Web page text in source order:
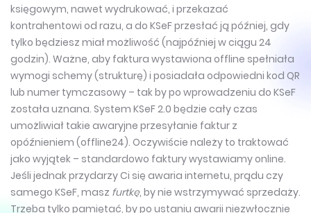
księgowym, nawet wydrukować, i przekazać
kontrahentowi od razu, a do KSeF przesłać ją później, gdy
tylko będziesz miał możliwość (najpóźniej w ciągu 24
godzin). Ważne, aby faktura wystawiona offline spełniała
wymogi schemy (strukturę) i posiadała odpowiedni kod QR
lub numer tymczasowy – tak by po wprowadzeniu do KSeF
została uznana. System KSeF 2.0 będzie cały czas
umożliwiał takie awaryjne przesyłanie faktur z
opóźnieniem (offline24). Oczywiście należy to traktować
jako wyjątek – standardowo faktury wystawiamy online.
Jeśli jednak przydarzy Ci się awaria internetu, prądu czy
samego KSeF, masz furtkę, by nie wstrzymywać sprzedaży.
Trzeba tylko pamiętać, by po ustaniu awarii niezwłocznie